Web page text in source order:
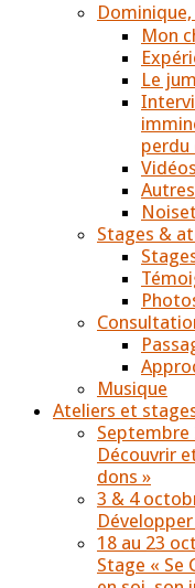
Mon
Le
perdu
Vidéos
Stages &
Musique
Ateliers et
Septembre
Découvrir
dons »
3 & 4
18 au 23
Stage « Se